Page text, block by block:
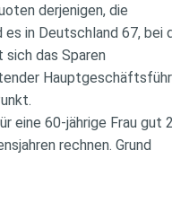
derjenigen, die
in Deutschland 67, bei
das Sparen
eine 60-jährige Frau gut
rechnen. Grund